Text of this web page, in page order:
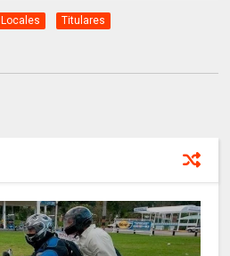
Locales Titulares